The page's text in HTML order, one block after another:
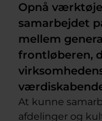
Opnå
samarbejdet
mellem
frontløberen,
At kunne
afdelinger og